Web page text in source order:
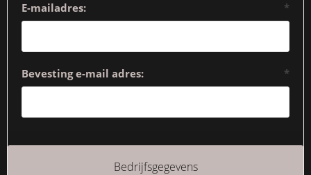
E-mailadres: *
Bevesting e-mail adres: *
Bedrijfsgegevens